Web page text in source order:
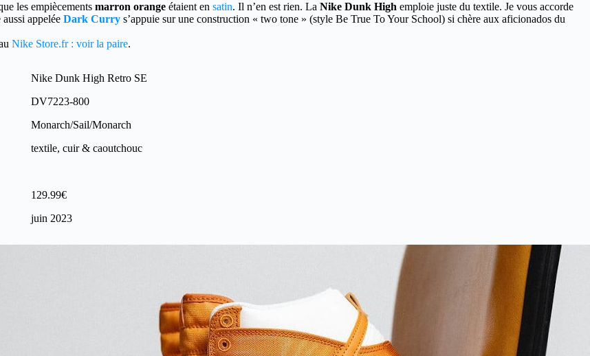
les empiècements marron orange étaient en satin. Il n’en est rien. La Nike Dunk High emploie juste du textile. Je vous accorde
appelée Dark Curry s’appuie sur une construction « two tone » (style Be True To Your School) si chère aux aficionados du
Nike Store.fr : voir la paire.
Nike Dunk High Retro SE
DV7223-800
Monarch/Sail/Monarch
textile, cuir & caoutchouc
129.99€
juin 2023